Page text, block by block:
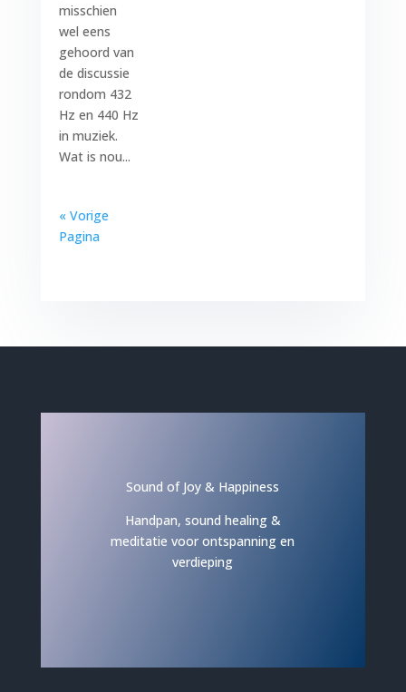
misschien
wel eens
gehoord van
de discussie
rondom 432
Hz en 440 Hz
in muziek.
Wat is nou...
« Vorige
Pagina
Sound of Joy & Happiness
Handpan, sound healing &
meditatie voor ontspanning en
verdieping